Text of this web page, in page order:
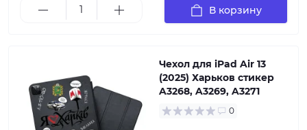
В корзину
Чехол для iPad Air 13
(2025) Харьков стикер
A3268, A3269, A3271
0